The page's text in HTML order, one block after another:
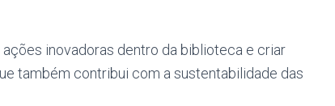
inovadoras dentro da biblioteca e criar
também contribui com a sustentabilidade das